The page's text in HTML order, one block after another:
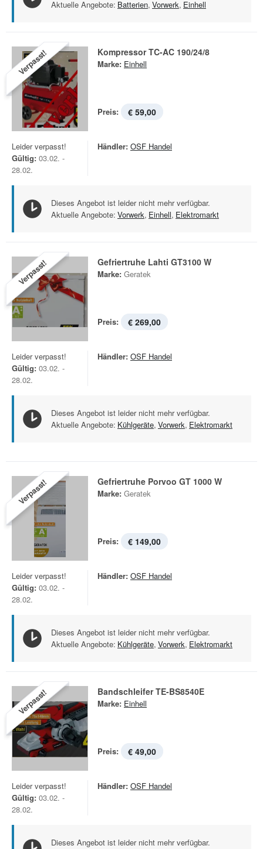
Aktuelle Angebote: Batterien, Vorwerk, Einhell
Verpasst! Kompressor TC-AC 190/24/8
Marke: Einhell
Preis: € 59,00
Leider verpasst!
Gültig: 03.02. -
28.02.
Händler: OSF Handel
Dieses Angebot ist leider nicht mehr verfügbar.
Aktuelle Angebote: Vorwerk, Einhell, Elektromarkt
Verpasst! Gefriertruhe Lahti GT3100 W
Marke: Geratek
Preis: € 269,00
Leider verpasst!
Gültig: 03.02. -
28.02.
Händler: OSF Handel
Dieses Angebot ist leider nicht mehr verfügbar.
Aktuelle Angebote: Kühlgeräte, Vorwerk, Elektromarkt
Verpasst! Gefriertruhe Porvoo GT 1000 W
Marke: Geratek
Preis: € 149,00
Leider verpasst!
Gültig: 03.02. -
28.02.
Händler: OSF Handel
Dieses Angebot ist leider nicht mehr verfügbar.
Aktuelle Angebote: Kühlgeräte, Vorwerk, Elektromarkt
Verpasst! Bandschleifer TE-BS8540E
Marke: Einhell
Preis: € 49,00
Leider verpasst!
Gültig: 03.02. -
28.02.
Händler: OSF Handel
Dieses Angebot ist leider nicht mehr verfügbar.